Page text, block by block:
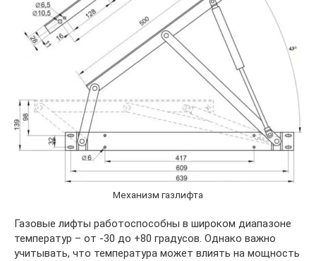
Механизм газлифта
Газовые лифты работоспособны в широком диапазоне
температур – от -30 до +80 градусов. Однако важно
учитывать, что температура может влиять на мощность